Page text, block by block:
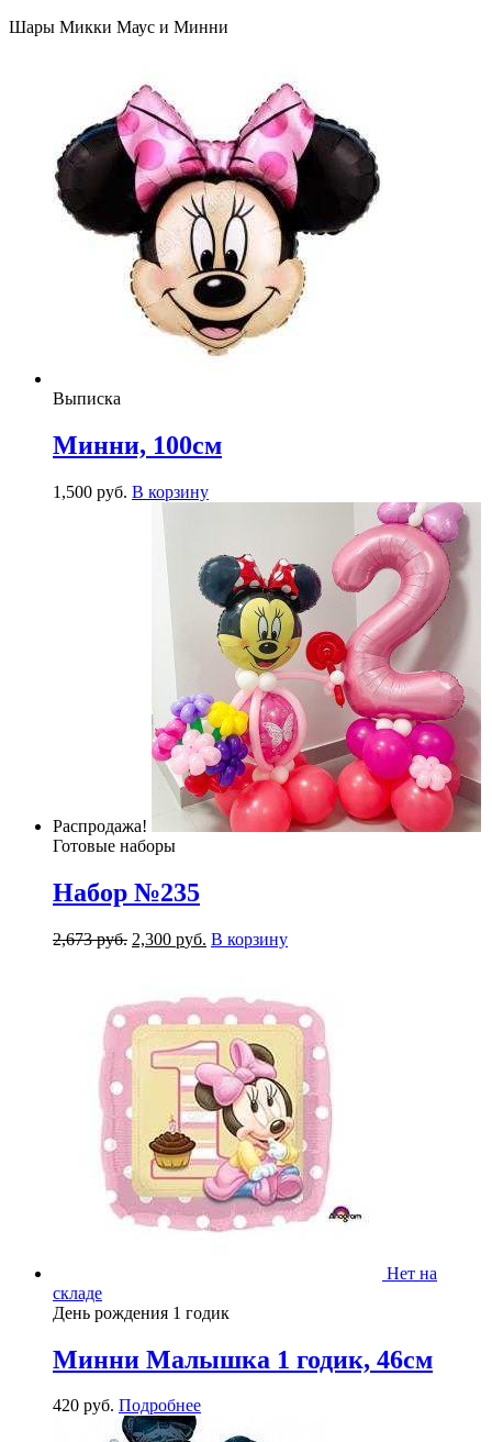
Шары Микки Маус и Минни
Выписка
Минни, 100см
1,500 руб. В корзину
Распродажа!
Готовые наборы
Набор №235
2,673руб. 2,300 руб. В корзину
Нет на
складе
День рождения 1 годик
Минни Малышка 1 годик, 46см
420 руб. Подробнее